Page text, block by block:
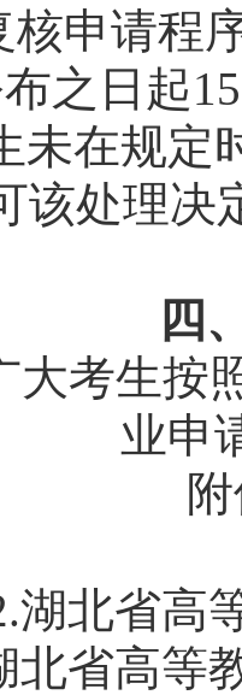
请程序
之日起
未在规定
该处理决
四
生按照
业申
附
省高等
高等教